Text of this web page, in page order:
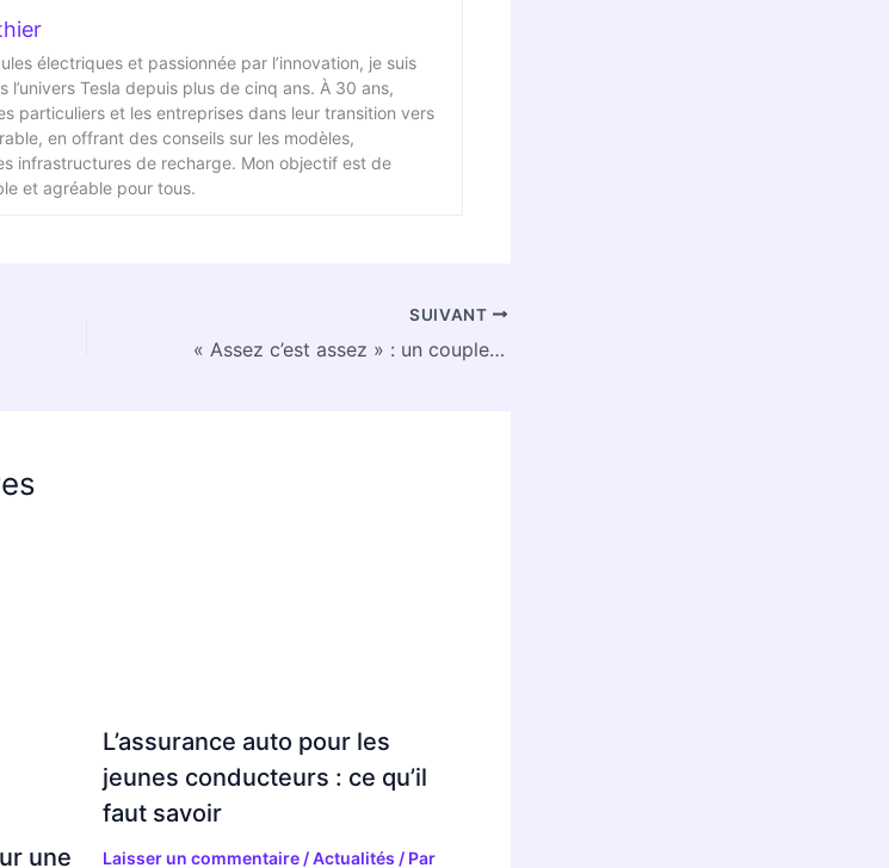
électriques et passionnée par l’innovation, je suis
l’univers Tesla depuis plus de cinq ans. À 30 ans,
particuliers et les entreprises dans leur transition vers
en offrant des conseils sur les modèles,
infrastructures de recharge. Mon objectif est de
et agréable pour tous.
SUIVANT
« Assez c’est assez » : un couple de Touvre victime d’un garagiste malhonnête se retrouve sans voiture
une
L’assurance auto pour les
jeunes conducteurs : ce qu’il
faut savoir
Laisser un commentaire /Actualités / Par